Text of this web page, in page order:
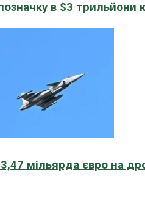
в $3 трильйони
3,47 мільярда євро на